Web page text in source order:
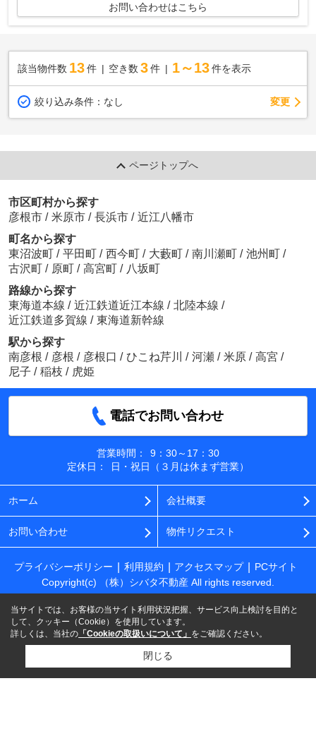
お問い合わせはこちら
該当物件数 13件 空き数 3 件 1～13 件を表示
絞り込み条件： なし 変更
ページトップへ
市区町村から探す
彦根市 / 米原市 / 長浜市 / 近江八幡市
町名から探す
東沼波町 / 平田町 / 西今町 / 大藪町 / 南川瀬町 / 池州町 /
古沢町 / 原町 / 高宮町 / 八坂町
路線から探す
東海道本線 / 近江鉄道近江本線 / 北陸本線 /
近江鉄道多賀線 / 東海道新幹線
駅から探す
南彦根 / 彦根 / 彦根口 / ひこね芹川 / 河瀬 / 米原 / 高宮 /
尼子 / 稲枝 / 虎姫
電話でお問い合わせ
営業時間：
9：30～17：30
定休日：
日・祝日（３月は休まず営業）
ホーム 会社概要
お問い合わせ 物件リクエスト
プライバシーポリシー 利用規約 アクセスマップ
PCサイト
Copyright(c) （株）シバタ不動産 All rights reserved.
当サイトでは、お客様の当サイト利用状況把握、サービス向上検討を目的と
して、クッキー（Cookie）を使用しています。
詳しくは、当社の 「Cookieの取扱いについて」 をご確認ください。
閉じる